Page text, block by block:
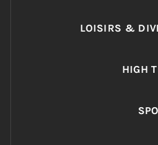
LOISIRS &
HIGH